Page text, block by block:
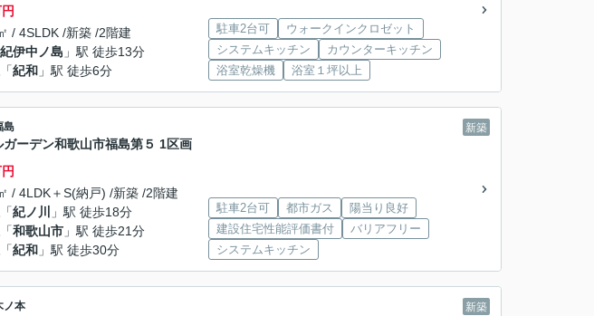
/ 4SLDK /新築 /2階建
紀伊中ノ島 」駅 徒歩13分
「紀和 」駅 徒歩6分
駐車2台可
ウォークインクロゼット
システムキッチン
カウンターキッチン
浴室乾燥機
浴室１坪以上
新築
島
ガーデン和歌山市福島第５ 1区画
/ 4LDK＋S(納戸) /新築 /2階建
「紀ノ川
」駅 徒歩18分
「和歌山市 」駅 徒歩21分
「紀和 」駅 徒歩30分
駐車2台可 都市ガス
陽当り良好
建設住宅性能評価書付
バリアフリー
システムキッチン
新築
ノ本